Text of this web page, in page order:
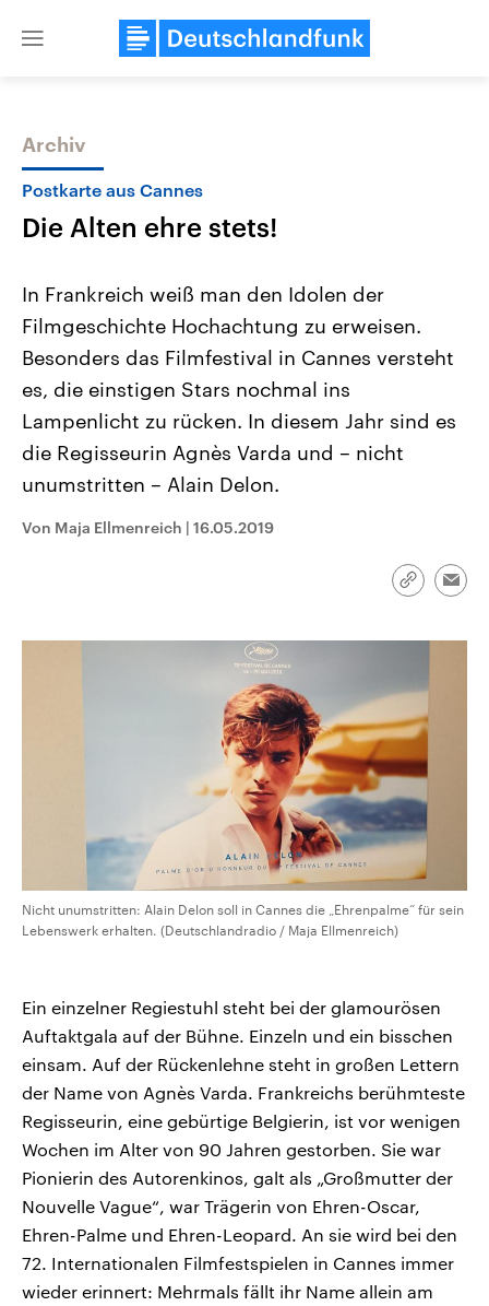
Close
Themen
Landtagswahl Sachsen-Anhalt
2026
Alle Informationen
Sachsen-Anhalt wählt am 6.
September 2026 einen neuen
Landtag. Seit 2021 wird das
Bundesland von einer Koalition aus
Umfragen, Prognosen,
Wahlprogramme, aktuelle Berichte
USA
Aktuelle Beiträge,
Hintergründe
Wirtschaftlich und
gehören die Vereinigten
Archiv
Postkarte aus Cannes
Die Alten ehre stets!
In Frankreich weiß man den Idolen der
Filmgeschichte Hochachtung zu erweisen.
Besonders das Filmfestival in Cannes versteht
es, die einstigen Stars nochmal ins
Lampenlicht zu rücken. In diesem Jahr sind es
die Regisseurin Agnès Varda und – nicht
unumstritten – Alain Delon.
Von Maja Ellmenreich | 16.05.2019
Link
Nicht unumstritten: Alain Delon soll in Cannes die „Ehrenpalme“ für sein
Lebenswerk erhalten. (Deutschlandradio / Maja Ellmenreich)
Ein einzelner Regiestuhl steht bei der glamourösen
Auftaktgala auf der Bühne. Einzeln und ein bisschen
einsam. Auf der Rückenlehne steht in großen Lettern
der Name von Agnès Varda. Frankreichs berühmteste
Regisseurin, eine gebürtige Belgierin, ist vor wenigen
Wochen im Alter von 90 Jahren gestorben. Sie war
Pionierin des Autorenkinos, galt als „Großmutter der
Nouvelle Vague“, war Trägerin von Ehren-Oscar,
Ehren-Palme und Ehren-Leopard. An sie wird bei den
72. Internationalen Filmfestspielen in Cannes immer
wieder erinnert: Mehrmals fällt ihr Name allein am